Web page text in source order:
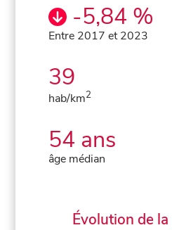
-5,84 %
Entre 2017 et 2023
39
hab/km2
54 ans
âge médian
Évolution de